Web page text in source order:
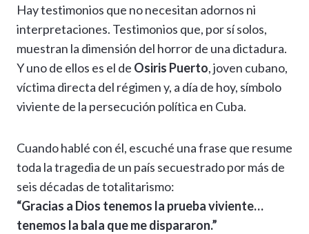
at
s
A
p
p
e
gr
a
m
e
b
o
o
k
ke
dI
n
se
n
g
er
ai
l
p
y
Li
n
k
p
ar
ti
Hay testimonios que no necesitan adornos ni
interpretaciones. Testimonios que, por sí solos,
muestran la dimensión del horror de una dictadura.
Y uno de ellos es el de Osiris Puerto, joven cubano,
víctima directa del régimen y, a día de hoy, símbolo
viviente de la persecución política en Cuba.
Cuando hablé con él, escuché una frase que resume
toda la tragedia de un país secuestrado por más de
seis décadas de totalitarismo:
“Gracias a Dios tenemos la prueba viviente…
tenemos la bala que me dispararon.”